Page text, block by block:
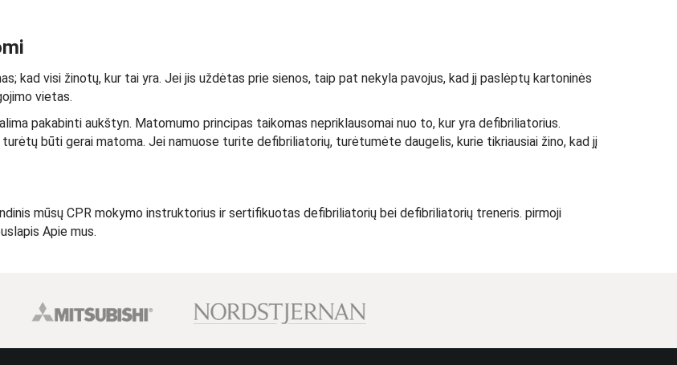
kad visi žinotų, kur tai yra. Jei jis uždėtas prie sienos, taip pat nekyla pavojus, kad jį paslėptų kartoninės
vietas.
pakabinti aukštyn. Matomumo principas taikomas nepriklausomai nuo to, kur yra defibriliatorius.
būti gerai matoma. Jei namuose turite defibriliatorių, turėtumėte daugelis, kurie tikriausiai žino, kad jį
mūsų CPR mokymo instruktorius ir sertifikuotas defibriliatorių bei defibriliatorių treneris. pirmoji
Apie mus.